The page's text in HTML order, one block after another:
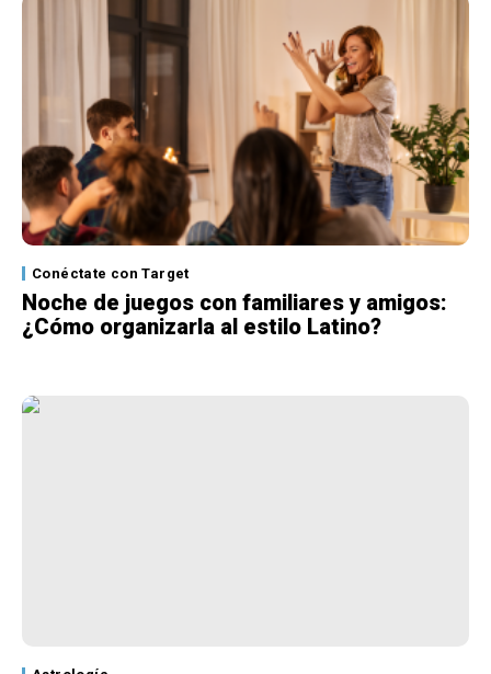
Conéctate con Target
Noche de juegos con familiares y amigos:
¿Cómo organizarla al estilo Latino?